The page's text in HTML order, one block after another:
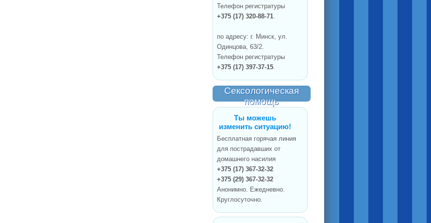
Телефон регистратуры
+375 (17) 320-88-71.
по адресу: г. Минск, ул.
Одинцова, 63/2.
Телефон регистратуры
+375 (17) 397-37-15.
Сексологическая
помощь
Ты можешь
изменить ситуацию!
Бесплатная горячая линия
для пострадавших от
домашнего насилия
+375 (17) 367-32-32
+375 (29) 367-32-32
Анонимно. Ежедневно.
Круглосуточно.